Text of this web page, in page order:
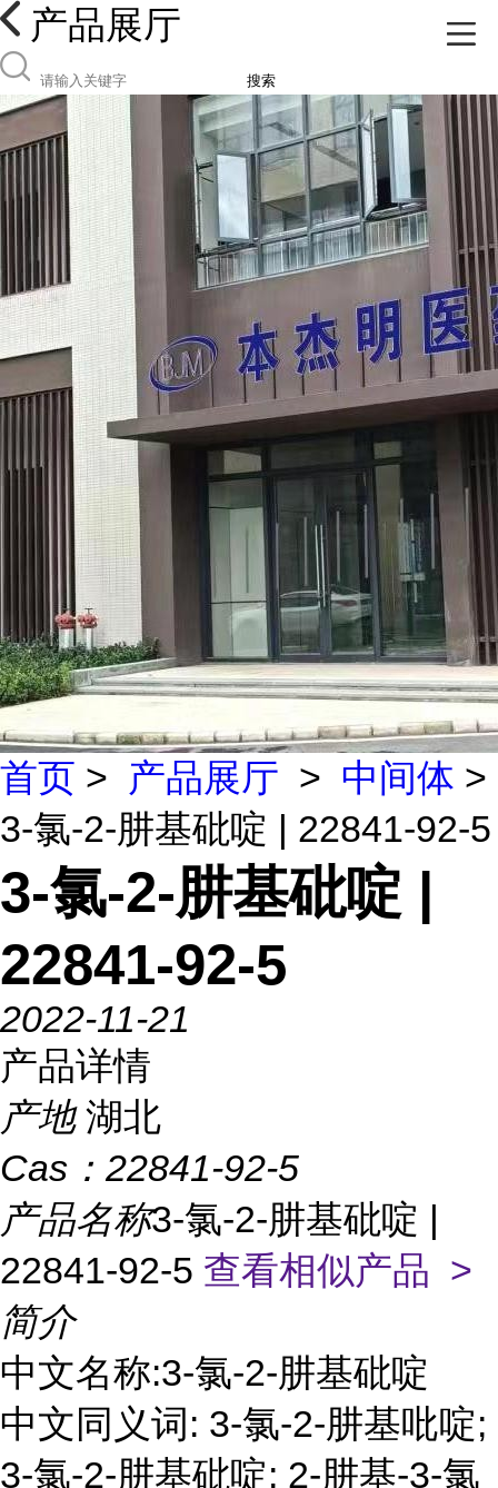
产品展厅
搜索
首页 > 产品展厅 > 中间体 >
3-氯-2-肼基砒啶 | 22841-92-5
3-氯-2-肼基砒啶 |
22841-92-5
2022-11-21
产品详情
产地 湖北
Cas： 22841-92-5
产品名称3-氯-2-肼基砒啶 |
22841-92-5 查看相似产品 >
简介
中文名称:3-氯-2-肼基砒啶
中文同义词: 3-氯-2-肼基吡啶;
3-氯-2-肼基砒啶; 2-肼基-3-氯